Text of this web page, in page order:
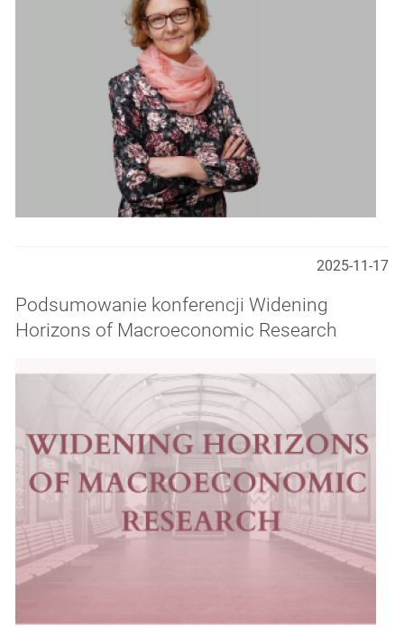
2025-11-17
Podsumowanie konferencji Widening
Horizons of Macroeconomic Research